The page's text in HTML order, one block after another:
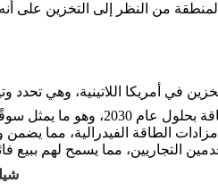
من النظر إلى التخزين على
في أمريكا اللاتينية، وهي تحدد
الطاقة الفيدرالية، مما يضمن
التجاريين، مما يسمح لهم ببيع